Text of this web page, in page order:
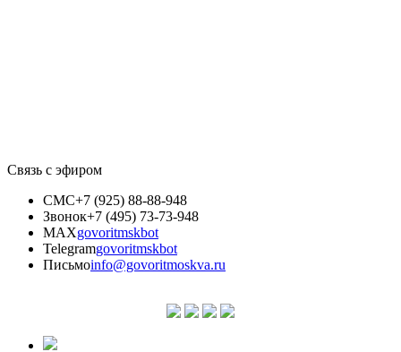
Связь с эфиром
СМС+7 (925) 88-88-948
Звонок+7 (495) 73-73-948
MAXgovoritmskbot
Telegramgovoritmskbot
Письмоinfo@govoritmoskva.ru